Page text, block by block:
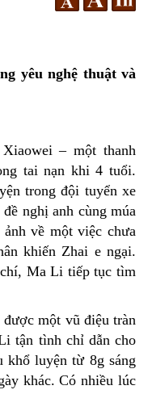
yêu nghệ thuật và
– một thanh
tai nạn khi 4 tuổi.
trong đội tuyển xe
nghị anh cùng múa
về một việc chưa
khiến Zhai e ngại.
Ma Li tiếp tục tìm
một vũ điệu tràn
tận tình chỉ dẫn cho
khổ luyện từ 8g sáng
khác. Có nhiều lúc